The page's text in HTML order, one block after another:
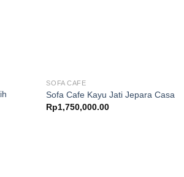
SOFA CAFE
Sofa Cafe Kayu Jati Jepara Casa
Rp1,750,000.00